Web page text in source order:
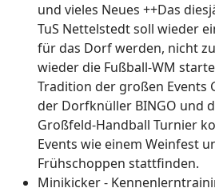
und vieles Neues ++Das
TuS Nettelstedt soll wieder
für das Dorf werden, nicht
wieder die Fußball-WM
Tradition der großen Events
der Dorfknüller BINGO und
Großfeld-Handball Turnier
Events wie einem Weinfest
Frühschoppen stattfinden.
Minikicker -